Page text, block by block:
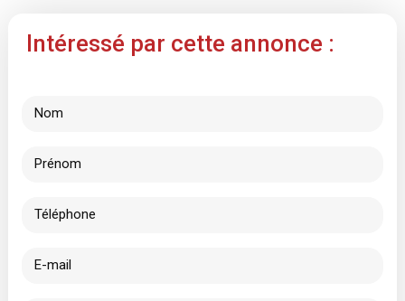
Intéressé par cette annonce :